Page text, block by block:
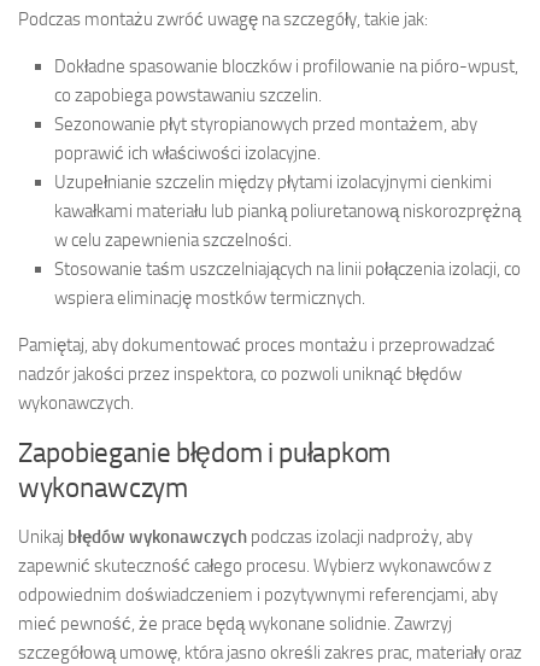
Podczas montażu zwróć uwagę na szczegóły, takie jak:
Dokładne spasowanie bloczków i profilowanie na pióro-wpust,
co zapobiega powstawaniu szczelin.
Sezonowanie płyt styropianowych przed montażem, aby
poprawić ich właściwości izolacyjne.
Uzupełnianie szczelin między płytami izolacyjnymi cienkimi
kawałkami materiału lub pianką poliuretanową niskorozprężną
w celu zapewnienia szczelności.
Stosowanie taśm uszczelniających na linii połączenia izolacji, co
wspiera eliminację mostków termicznych.
Pamiętaj, aby dokumentować proces montażu i przeprowadzać
nadzór jakości przez inspektora, co pozwoli uniknąć błędów
wykonawczych.
Zapobieganie błędom i pułapkom
wykonawczym
Unikaj błędów wykonawczych podczas izolacji nadproży, aby
zapewnić skuteczność całego procesu. Wybierz wykonawców z
odpowiednim doświadczeniem i pozytywnymi referencjami, aby
mieć pewność, że prace będą wykonane solidnie. Zawrzyj
szczegółową umowę, która jasno określi zakres prac, materiały oraz